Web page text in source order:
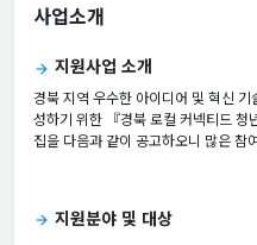
사업소개
arrow_forward 지원사업 소개
경북 지역 우수한 아이디어 및 혁신
성하기 위한 『경북 로컬 커넥티드 청
집을 다음과 같이 공고하오니 많은 참
arrow_forward 지원분야 및 대상